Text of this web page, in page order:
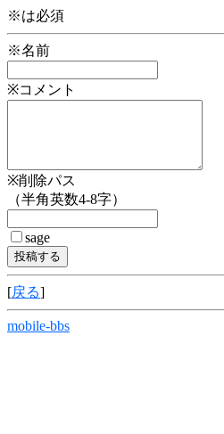
※は必須
※名前
※コメント
※削除パス
（半角英数4-8字）
sage
[戻る]
mobile-bbs